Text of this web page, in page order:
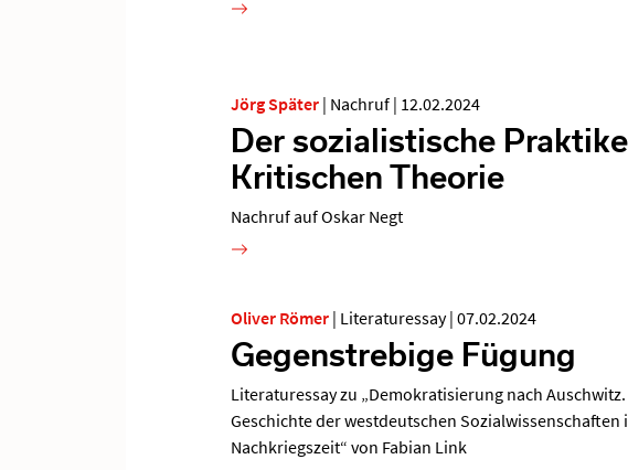
Jörg Später | Nachruf | 12.02.2024
Der sozialistische
Kritischen Theorie
Nachruf auf Oskar Negt
Oliver Römer | Literaturessay| 07.02.2024
Gegenstrebige Fügung
Literaturessay zu „Demokratisierung nach Auschwitz.
Geschichte der westdeutschen Sozialwissenschaften
Nachkriegszeit“ von Fabian Link